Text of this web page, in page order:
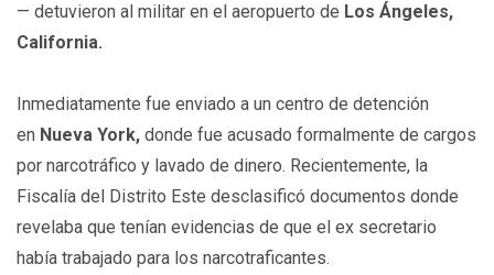
— detuvieron al militar en el aeropuerto de Los Ángeles,
California.
Inmediatamente fue enviado a un centro de detención
en Nueva York, donde fue acusado formalmente de cargos
por narcotráfico y lavado de dinero. Recientemente, la
Fiscalía del Distrito Este desclasificó documentos donde
revelaba que tenían evidencias de que el ex secretario
había trabajado para los narcotraficantes.